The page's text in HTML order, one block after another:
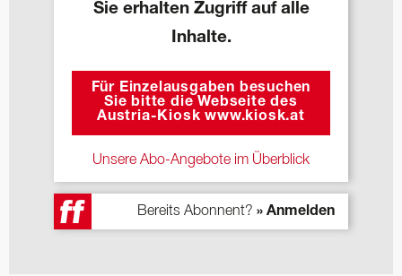
Sie erhalten Zugriff auf alle
Inhalte.
Für Einzelausgaben besuchen
Sie bitte die Webseite des
Austria-Kiosk www.kiosk.at
Unsere Abo-Angebote im Überblick
Bereits Abonnent? » Anmelden